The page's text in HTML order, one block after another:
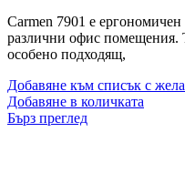
Carmen 7901 e
различни офис помещения.
особено подходящ,
Добавяне към списък с
Добавяне в количката
Бърз преглед